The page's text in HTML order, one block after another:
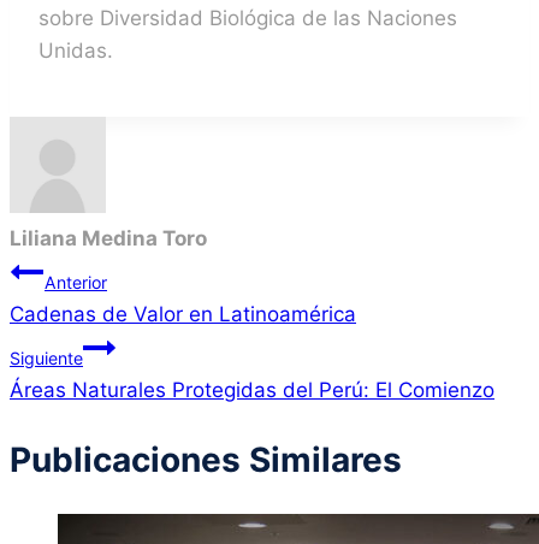
sobre Diversidad Biológica de las Naciones
Unidas.
Liliana Medina Toro
Navegación
de
entradas
Anterior
Cadenas de Valor en Latinoamérica
Siguiente
Áreas Naturales Protegidas del Perú: El Comienzo
Publicaciones Similares